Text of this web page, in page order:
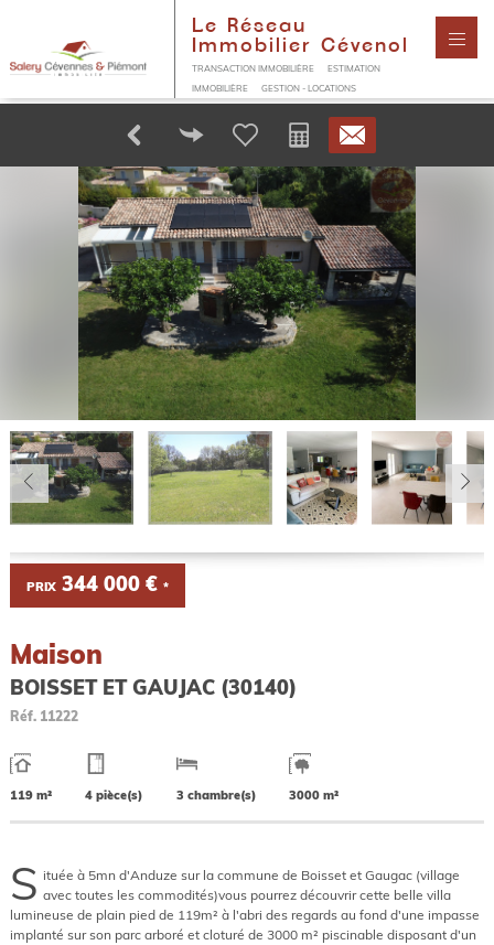
Le Réseau
Immobilier Cévenol
TRANSACTION IMMOBILIÈRE
ESTIMATION
IMMOBILIÈRE
GESTION - LOCATIONS
PRIX344 000 € *
Maison
BOISSET ET GAUJAC (30140)
Réf. 11222
119 m² 4 pièce(s) 3 chambre(s) 3000 m²
S ituée à 5mn d'Anduze sur la commune de Boisset et Gaugac (village
avec toutes les commodités)vous pourrez découvrir cette belle villa
lumineuse de plain pied de 119m² à l'abri des regards au fond d'une impasse
implanté sur son parc arboré et cloturé de 3000 m² piscinable disposant d'un